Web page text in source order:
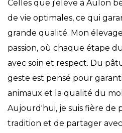
Celles que j'élève à Aulon
de vie optimales, ce qui
grande qualité. Mon
passion, où chaque étape
avec soin et respect. Du
geste est pensé pour
animaux et la qualité du
Aujourd'hui, je suis fière de
tradition et de partager